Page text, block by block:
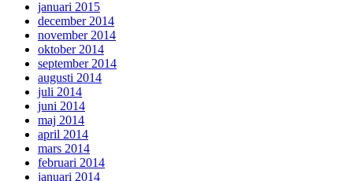
januari 2015
december 2014
november 2014
oktober 2014
september 2014
augusti 2014
juli 2014
juni 2014
maj 2014
april 2014
mars 2014
februari 2014
januari 2014